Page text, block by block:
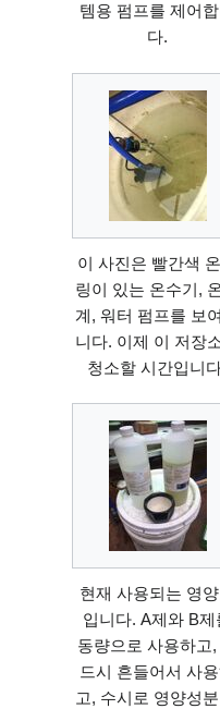
템용 펌프를 제어
다.
이 사진은 빨간색
링이 있는 온수기,
계, 워터 펌프를 보
니다. 이제 이 저장
청소할 시간입니
현재 사용되는 영
입니다. A제와 B제
동량으로 사용하고,
드시 흔들어서 사
고, 수시로 영양성